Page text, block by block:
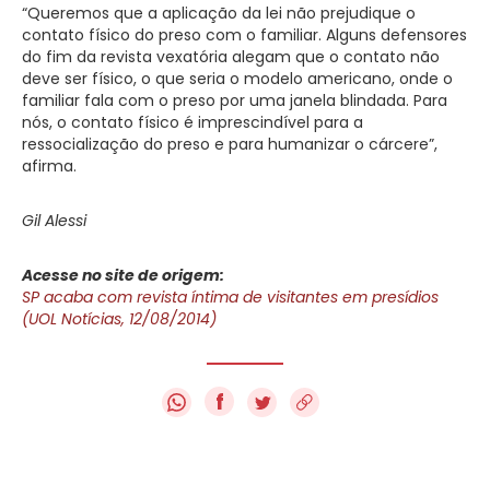
“Queremos que a aplicação da lei não prejudique o
contato físico do preso com o familiar. Alguns defensores
do fim da revista vexatória alegam que o contato não
deve ser físico, o que seria o modelo americano, onde o
familiar fala com o preso por uma janela blindada. Para
nós, o contato físico é imprescindível para a
ressocialização do preso e para humanizar o cárcere”,
afirma.
Gil Alessi
Acesse no site de origem:
SP acaba com revista íntima de visitantes em presídios
(UOL Notícias, 12/08/2014)
f